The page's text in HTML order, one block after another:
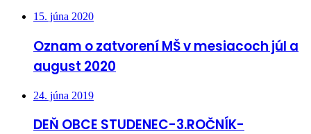
15. júna 2020
Oznam o zatvorení MŠ v mesiacoch júl a
august 2020
24. júna 2019
DEŇ OBCE STUDENEC-3.ROČNÍK-